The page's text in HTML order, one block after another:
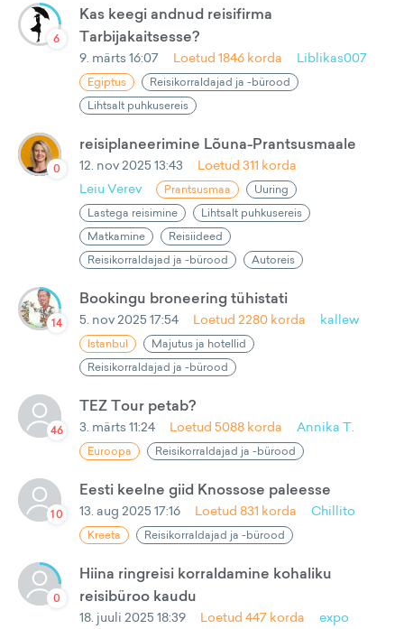
6
Kas keegi andnud reisifirma
Tarbijakaitsesse?
9. märts 16:07 Loetud 1846 korda Liblikas007
Egiptus
Reisikorraldajad ja -bürood
Lihtsalt puhkusereis
0
reisiplaneerimine Lõuna-Prantsusmaale
12. nov 2025 13:43 Loetud 311 korda
Leiu Verev
Prantsusmaa
Uuring
Lastega reisimine
Lihtsalt puhkusereis
Matkamine
Reisiideed
Reisikorraldajad ja -bürood
Autoreis
14
Bookingu broneering tühistati
5. nov 2025 17:54 Loetud 2280 korda kallew
Istanbul
Majutus ja hotellid
Reisikorraldajad ja -bürood
46
TEZ Tour petab?
3. märts 11:24 Loetud 5088 korda Annika T.
Euroopa Reisikorraldajad ja -bürood
10
Eesti keelne giid Knossose paleesse
13. aug 2025 17:16 Loetud 831 korda Chillito
Kreeta Reisikorraldajad ja -bürood
0
Hiina ringreisi korraldamine kohaliku
reisibüroo kaudu
18. juuli 2025 18:39 Loetud 447 korda expo